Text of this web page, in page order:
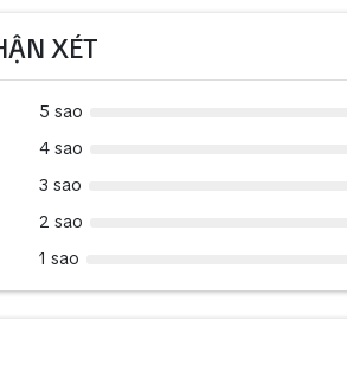
XÉT
5 sao
4 sao
3 sao
2 sao
1 sao